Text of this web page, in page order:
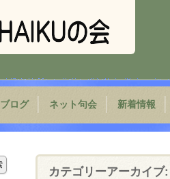
ブログ ネット句会 新着情報
カテゴリーアーカイブ: